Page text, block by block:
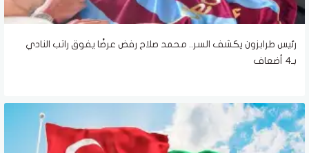
رئيس طرابزون يكشف السر.. محمد صلاح رفض عرضًا يفوق راتب النادي
بـ4 أضعاف